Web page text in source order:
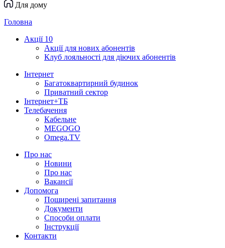
Для дому
Головна
Акції 10
Акції для нових абонентів
Клуб лояльності для діючих абонентів
Інтернет
Багатоквартирний будинок
Приватний сектор
Інтернет+ТБ
Телебачення
Кабельне
MEGOGO
Omega.TV
Про нас
Новини
Про нас
Вакансії
Допомога
Поширені запитання
Документи
Способи оплати
Інструкції
Контакти